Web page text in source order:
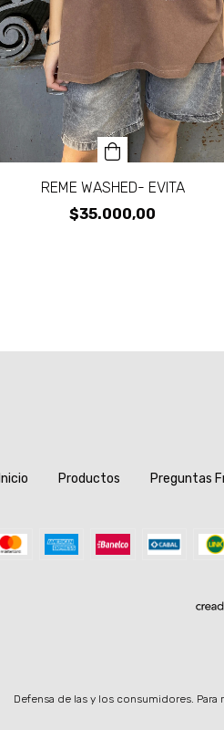
REME WASHED- EVITA
$35.000,00
Inicio Productos Preguntas
Defensa de las y los consumidores. Para